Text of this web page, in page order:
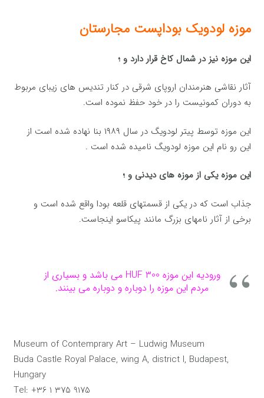
موزه لودویک بوداپست مجارستان
این موزه نیز در شمال کاخ قرار دارد و ؛
آثار نقاشی هنرمندان اروپای شرقی در کنار تندیس های زیبای مربوط
به دوران کمونیست را در خود حفظ نموده است.
این موزه توسط پیتر لودویگ در سال ۱۹۸۹ بنا نهاده شده است از
این رو نام این موزه لودویگ نامیده شده است .
این موزه یکی از موزه های دیدنی و ؛
جذاب است که در یکی از قسمتهای قلعه بودا واقع شده است و
برخی از آثار نامهای بزرگ مانند پیکاسو اینجاست.
ورودیه این موزه HUF 300 می باشد و بسیاری از
مردم این موزه را دوباره و دوباره می بینند.
Museum of Contemprary Art – Ludwig Museum
Buda Castle Royal Palace, wing A, district I, Budapest,
Hungary
Tel: +36 1 375 9175